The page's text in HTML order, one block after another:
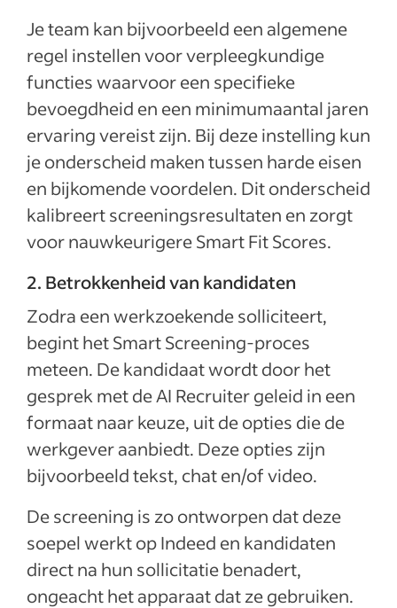
Je team kan bijvoorbeeld een algemene
regel instellen voor verpleegkundige
functies waarvoor een specifieke
bevoegdheid en een minimumaantal jaren
ervaring vereist zijn. Bij deze instelling kun
je onderscheid maken tussen harde eisen
en bijkomende voordelen. Dit onderscheid
kalibreert screeningsresultaten en zorgt
voor nauwkeurigere Smart Fit Scores.
2. Betrokkenheid van kandidaten
Zodra een werkzoekende solliciteert,
begint het Smart Screening-proces
meteen. De kandidaat wordt door het
gesprek met de AI Recruiter geleid in een
formaat naar keuze, uit de opties die de
werkgever aanbiedt. Deze opties zijn
bijvoorbeeld tekst, chat en/of video.
De screening is zo ontworpen dat deze
soepel werkt op Indeed en kandidaten
direct na hun sollicitatie benadert,
ongeacht het apparaat dat ze gebruiken.